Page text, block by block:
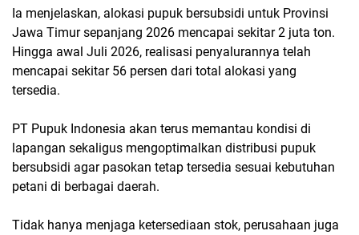
Ia menjelaskan, alokasi pupuk bersubsidi untuk Provinsi
Jawa Timur sepanjang 2026 mencapai sekitar2 juta ton.
Hingga awal Juli 2026, realisasi penyalurannya telah
mencapai sekitar 56 persen dari total alokasi yang
tersedia.
PT Pupuk Indonesia akan terus memantau kondisi di
lapangan sekaligus mengoptimalkan distribusi pupuk
bersubsidi agar pasokan tetap tersedia sesuai kebutuhan
petani di berbagai daerah.
Tidak hanya menjaga ketersediaan stok, perusahaan juga